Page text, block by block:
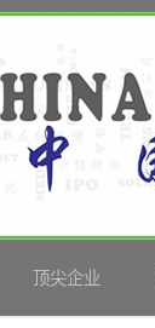
顶尖企业